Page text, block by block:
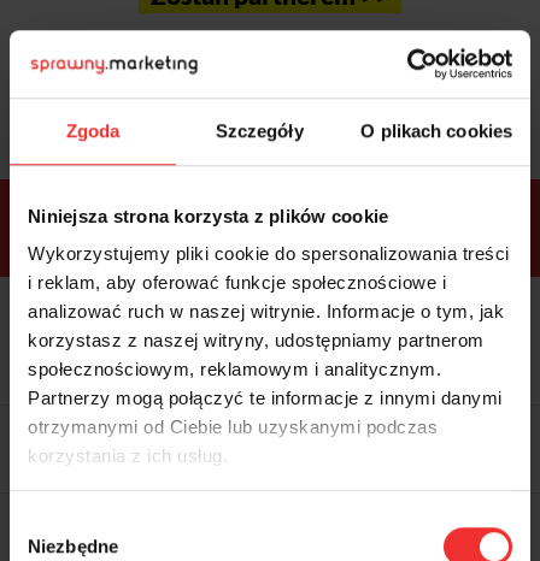
Zgoda Szczegóły O plikach cookies
Niniejsza strona korzysta z plików cookie
Wykorzystujemy pliki cookie do spersonalizowania treści
i reklam, aby oferować funkcje społecznościowe i
analizować ruch w naszej witrynie. Informacje o tym, jak
korzystasz z naszej witryny, udostępniamy partnerom
społecznościowym, reklamowym i analitycznym.
Partnerzy mogą połączyć te informacje z innymi danymi
otrzymanymi od Ciebie lub uzyskanymi podczas
korzystania z ich usług.
zgody
Niezbędne
Sprawdź bonusyi wybierz bilet
ramach
pakietów
VIP Premium
Kolacja z prelegentami i before
party (Hotel Sheraton, 27.10) tylko
wbilecie ALLPASS VIP
Dostępne
tylko w
bilecie
ALLPASS
VIP
Dedykowana strefa VIP z
możliwością networkingu z
prelegentami i wystawcami w
WARTOŚĆ: 1970 zł